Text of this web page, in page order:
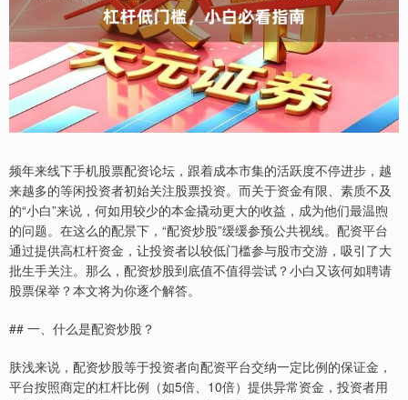
频年来线下手机股票配资论坛，跟着成本市集的活跃度不停进步，越
来越多的等闲投资者初始关注股票投资。而关于资金有限、素质不及
的“小白”来说，何如用较少的本金撬动更大的收益，成为他们最温煦
的问题。在这么的配景下，“配资炒股”缓缓参预公共视线。配资平台
通过提供高杠杆资金，让投资者以较低门槛参与股市交游，吸引了大
批生手关注。那么，配资炒股到底值不值得尝试？小白又该何如聘请
股票保举？本文将为你逐个解答。
## 一、什么是配资炒股？
肤浅来说，配资炒股等于投资者向配资平台交纳一定比例的保证金，
平台按照商定的杠杆比例（如5倍、10倍）提供异常资金，投资者用